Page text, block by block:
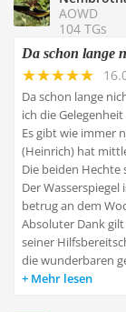
AOWD
104 TGs
Da schon lange
Da schon lange
ich die
Es gibt wie immer
(Heinrich) hat
Die beiden Hechte
Der Wasserspiegel
betrug an dem
Absoluter Dank
seiner
die wunderbaren
Mehr lesen